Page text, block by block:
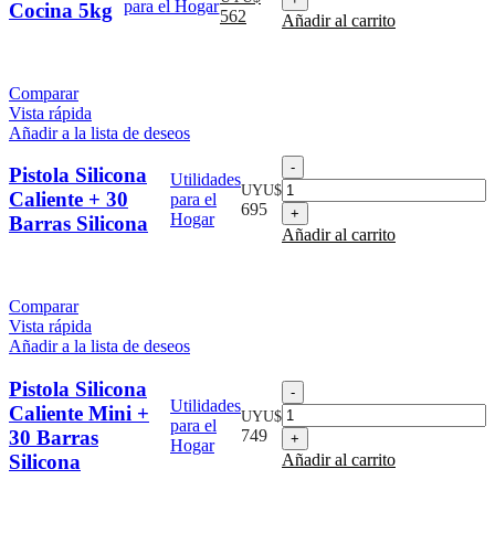
Cocina 5kg para el Hogarprecio
562
precio
actual
Cocina
5kg
Añadir al carrito
Comparar
Vista rápida
Añadir a la lista de deseos
Pistola Silicona
Caliente + 30
Barras Silicona
Utilidades
para el
Hogar
UYU$
695
Pistola
Silicona
Caliente
+
30
Añadir al carrito
Comparar
Vista rápida
Añadir a la lista de deseos
Pistola Silicona
Caliente Mini +
30 Barras
Silicona
Utilidades
para el
Hogar
UYU$
749
Pistola
Silicona
Caliente
Mini
+
Añadir al carrito